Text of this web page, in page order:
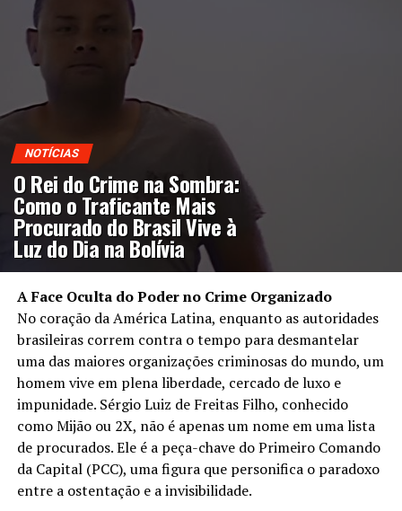
NOTÍCIAS
O Rei do Crime na Sombra:
Como o Traficante Mais
Procurado do Brasil Vive à
Luz do Dia na Bolívia
A Face Oculta do Poder no Crime Organizado
No coração da América Latina, enquanto as autoridades
brasileiras correm contra o tempo para desmantelar
uma das maiores organizações criminosas do mundo, um
homem vive em plena liberdade, cercado de luxo e
impunidade. Sérgio Luiz de Freitas Filho, conhecido
como Mijão ou 2X, não é apenas um nome em uma lista
de procurados. Ele é a peça-chave do Primeiro Comando
da Capital (PCC), uma figura que personifica o paradoxo
entre a ostentação e a invisibilidade.